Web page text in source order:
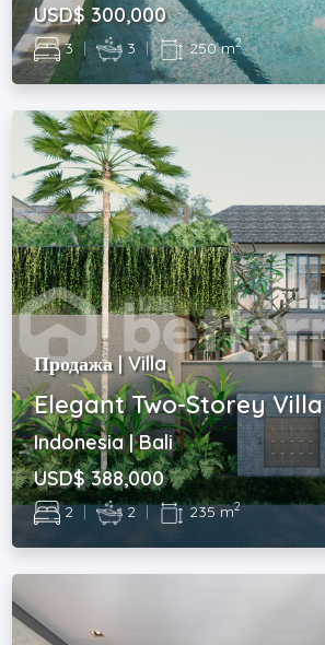
USD$ 300,000
3 | 3 | 250 m2
Продажа | Villa
Elegant Two-Storey Villa
Indonesia | Bali
USD$ 388,000
2 | 2 | 235 m2